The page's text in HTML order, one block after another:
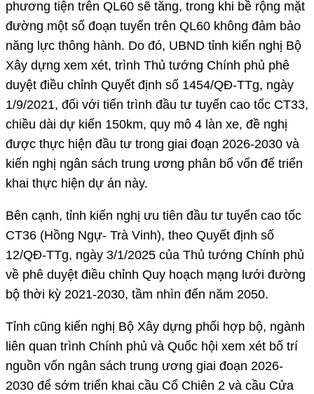
phương tiện trên QL60 sẽ tăng, trong khi bề rộng mặt
đường một số đoạn tuyến trên QL60 không đảm bảo
năng lực thông hành. Do đó, UBND tỉnh kiến nghị Bộ
Xây dựng xem xét, trình Thủ tướng Chính phủ phê
duyệt điều chỉnh Quyết định số 1454/QĐ-TTg, ngày
1/9/2021, đối với tiến trình đầu tư tuyến cao tốc CT33,
chiều dài dự kiến 150km, quy mô 4 làn xe, đề nghị
được thực hiện đầu tư trong giai đoạn 2026-2030 và
kiến nghị ngân sách trung ương phân bổ vốn để triển
khai thực hiện dự án này.
Bên cạnh, tỉnh kiến nghị ưu tiên đầu tư tuyến cao tốc
CT36 (Hồng Ngự- Trà Vinh), theo Quyết định số
12/QĐ-TTg, ngày 3/1/2025 của Thủ tướng Chính phủ
về phê duyệt điều chỉnh Quy hoạch mạng lưới đường
bộ thời kỳ 2021-2030, tầm nhìn đến năm 2050.
Tỉnh cũng kiến nghị Bộ Xây dựng phối hợp bộ, ngành
liên quan trình Chính phủ và Quốc hội xem xét bố trí
nguồn vốn ngân sách trung ương giai đoạn 2026-
2030 để sớm triển khai cầu Cổ Chiên 2 và cầu Cửa